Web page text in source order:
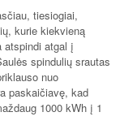
tiesiogiai,
kurie kiekvieną
atspindi atgal į
spindulių srautas
nuo
paskaičiavę, kad
1000 kWh į 1